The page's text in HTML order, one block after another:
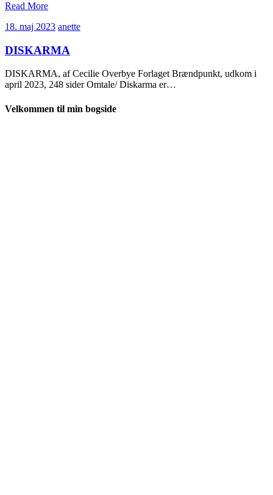
Read More
18. maj 202318.
2023
anetteanette
DISKARMA
DISKARMA, af Cecilie Overbye Forlaget Brændpunkt, udkom i
april 2023, 248 sider Omtale/ Diskarma er…
Velkommen til min bogside